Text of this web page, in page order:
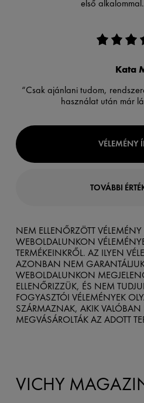
első
Kata
“Csak ajánlani tudom,
használat után már
VÉLEMÉNY
TOVÁBBI
NEM ELLENŐRZÖTT VÉLEMÉNY
WEBOLDALUNKON
TERMÉKEINKRŐL. AZ ILYEN
AZONBAN NEM
WEBOLDALUNKON
ELLENŐRIZZÜK, ÉS NEM
FOGYASZTÓI VÉLEMÉNYEK
SZÁRMAZNAK, AKIK VALÓBAN
MEGVÁSÁROLTÁK AZ ADOTT
VICHY